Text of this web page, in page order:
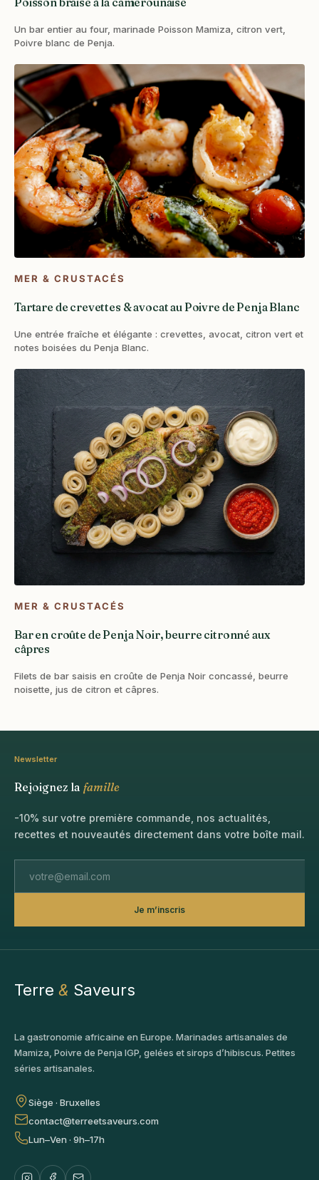
Un bar entier au four, marinade Poisson Mamiza, citron vert,
Poivre blanc de Penja.
MER & CRUSTACÉS
Tartare de crevettes & avocat au Poivre de Penja Blanc
Une entrée fraîche et élégante : crevettes, avocat, citron vert et
notes boisées du Penja Blanc.
MER & CRUSTACÉS
Bar en croûte de Penja Noir, beurre citronné aux
câpres
Filets de bar saisis en croûte de Penja Noir concassé, beurre
noisette, jus de citron et câpres.
Newsletter
Rejoignez la famille
-10% sur votre première commande, nos actualités,
recettes et nouveautés directement dans votre boîte mail.
Je m’inscris
Terre & Saveurs
La gastronomie africaine en Europe. Marinades artisanales de
Mamiza, Poivre de Penja IGP, gelées et sirops d’hibiscus. Petites
séries artisanales.
Siège · Bruxelles
contact@terreetsaveurs.com
Lun–Ven · 9h–17h